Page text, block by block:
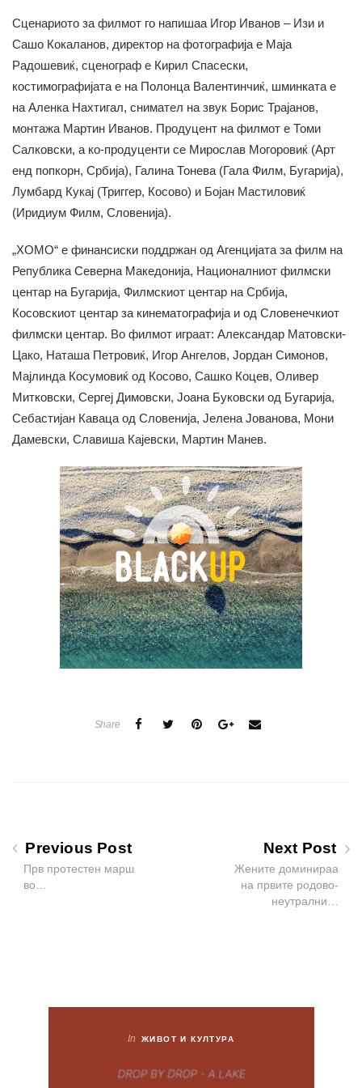
Сценариото за филмот го напишаа Игор Иванов – Изи и
Сашо Кокаланов, директор на фотографија е Маја
Радошевиќ, сценограф е Кирил Спасески,
костимографијата е на Полонца Валентинчиќ, шминката е
на Аленка Нахтигал, снимател на звук Борис Трајанов,
монтажа Мартин Иванов. Продуцент на филмот е Томи
Салковски, а ко-продуценти се Мирослав Могоровиќ (Арт
енд попкорн, Србија), Галина Тонева (Гала Филм, Бугарија),
Лумбард Кукај (Триггер, Косово) и Бојан Мастиловиќ
(Иридиум Филм, Словенија).
„ХОМО“ е финансиски поддржан од Агенцијата за филм на
Република Северна Македонија, Националниот филмски
центар на Бугарија, Филмскиот центар на Србија,
Косовскиот центар за кинематографија и од Словенечкиот
филмски центар. Во филмот играат: Александар Матовски-
Цако, Наташа Петровиќ, Игор Ангелов, Јордан Симонов,
Мајлинда Косумовиќ од Косово, Сашко Коцев, Оливер
Митковски, Сергеј Димовски, Јоана Буковски од Бугарија,
Себастијан Каваца од Словенија, Јелена Јованова, Мони
Дамевски, Славиша Кајевски, Мартин Манев.
Share
Previous Post
Прв протестен марш
во…
Next Post
Жените доминираа
на првите родово-
неутрални…
In ЖИВОТ И КУЛТУРА